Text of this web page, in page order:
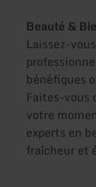
Beauté &
Laissez-
bénéfiques
Faites-vous
votre
experts en
fraîcheur et